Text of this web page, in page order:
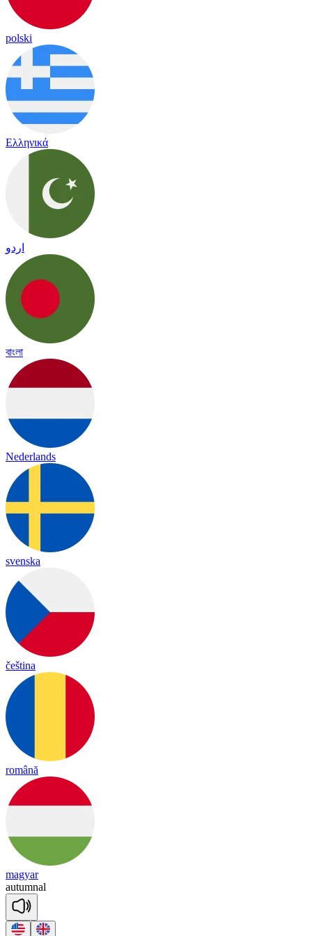
polski
Ελληνικά
اردو
বাংলা
Nederlands
svenska
čeština
română
magyar
autumnal